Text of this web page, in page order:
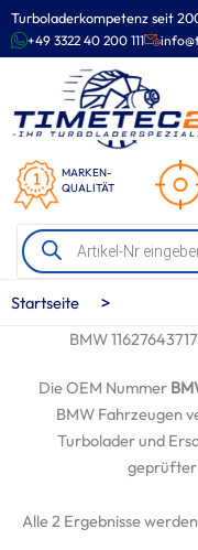
Turboladerkompetenz seit
+49 3322 40 200 111
MARKEN-
QUALITÄT
Products
search
Zum
Inhalt
springen
Startseite >
BMW
Die OEM Nummer
BMW Fahrzeugen
Turbolader und
geprüfter
Alle 2 Ergebnisse